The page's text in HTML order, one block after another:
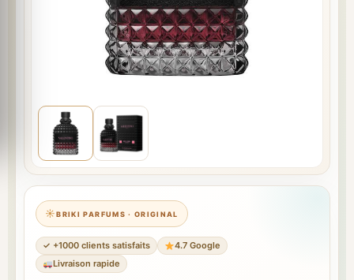
BRIKI PARFUMS · ORIGINAL
✓ +1000 clients satisfaits
4.7 Google
Livraison rapide